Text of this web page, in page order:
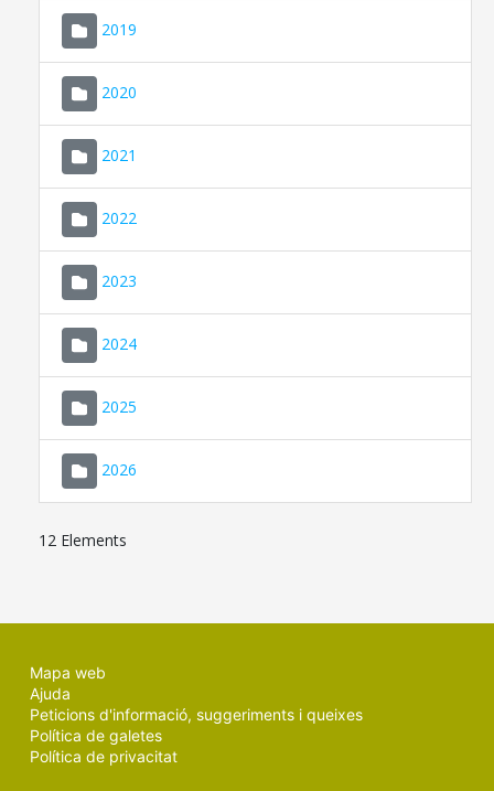
2019
2020
2021
2022
2023
2024
2025
2026
12 Elements
Mapa web
Ajuda
Peticions d'informació, suggeriments i queixes
Política de galetes
Política de privacitat